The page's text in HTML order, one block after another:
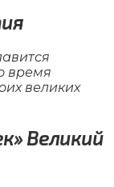
время
великих
Великий